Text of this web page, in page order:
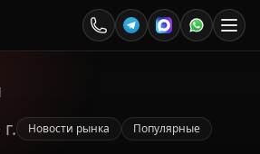
Новости рынка Популярные